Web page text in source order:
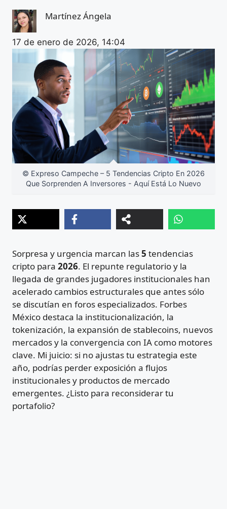
Martínez Ángela
17 de enero de 2026, 14:04
© Expreso Campeche – 5 Tendencias Cripto En 2026
Que Sorprenden A Inversores - Aquí Está Lo Nuevo
Sorpresa y urgencia marcan las5 tendencias
cripto para 2026. El repunte regulatorio y la
llegada de grandes jugadores institucionales han
acelerado cambios estructurales que antes sólo
se discutían en foros especializados. Forbes
México destaca la institucionalización, la
tokenización, la expansión de stablecoins, nuevos
mercados y la convergencia con IA como motores
clave. Mi juicio: si no ajustas tu estrategia este
año, podrías perder exposición a flujos
institucionales y productos de mercado
emergentes. ¿Listo para reconsiderar tu
portafolio?